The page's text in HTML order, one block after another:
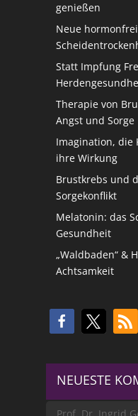
genießen
Neue
Statt Impfung
Therapie von
Angst und Sorge
Imagination, die
ihre Wirkung
Brustkrebs und
Sorgekonflikt
Melatonin: das
Gesundheit
„Waldbaden“ &
Achtsamkeit
NEUESTE